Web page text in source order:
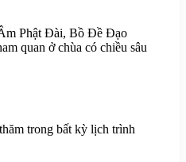
Âm Phật Đài, Bồ Đề Đạo
quan ở chùa có chiều sâu
trong bất kỳ lịch trình